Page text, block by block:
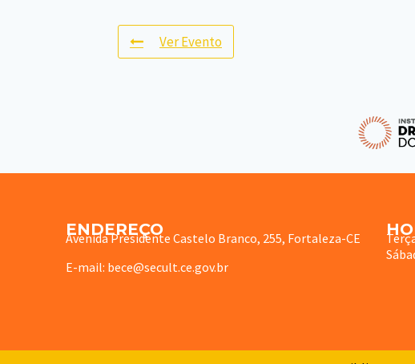
Ver Evento
ENDEREÇO
Avenida Presidente Castelo Branco, 255, Fortaleza-CE
E-mail: bece@secult.ce.gov.br